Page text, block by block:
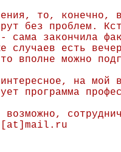
то, конечно,
без проблем.
сама закончила
случаев есть
вполне можно
на мой
программа